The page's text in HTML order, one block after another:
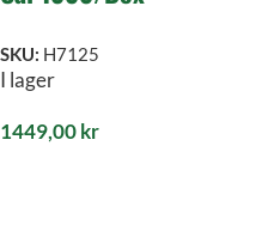
SKU: H7125
I lager
1449,00kr